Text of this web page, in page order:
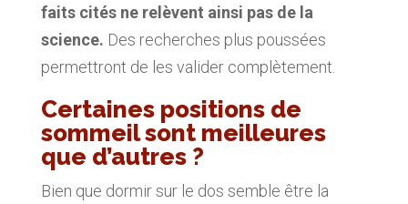
faits cités ne relèvent ainsi pas de la
science. Des recherches plus poussées
permettront de les valider complètement.
Certaines positions de
sommeil sont meilleures
que d’autres ?
Bien que dormir sur le dos semble être la